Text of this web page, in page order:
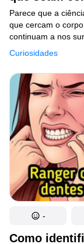
Curiosidades
Parece que a
que cercam o
continuam a nos
enxergar o
exemplo, nosso
e as pontas de
grandes.
Como
-